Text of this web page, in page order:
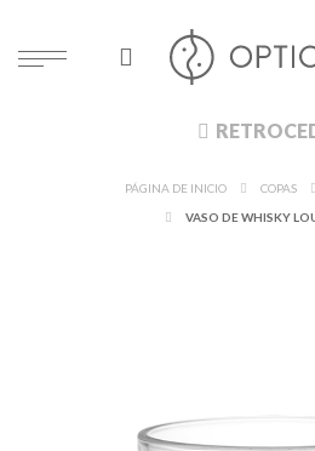
PÁGINA DE INICIO COPAS